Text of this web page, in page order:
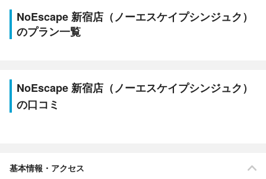
NoEscape 新宿店（ノーエスケイプシンジュク）
のプラン一覧
NoEscape 新宿店（ノーエスケイプシンジュク）
の口コミ
基本情報・アクセス